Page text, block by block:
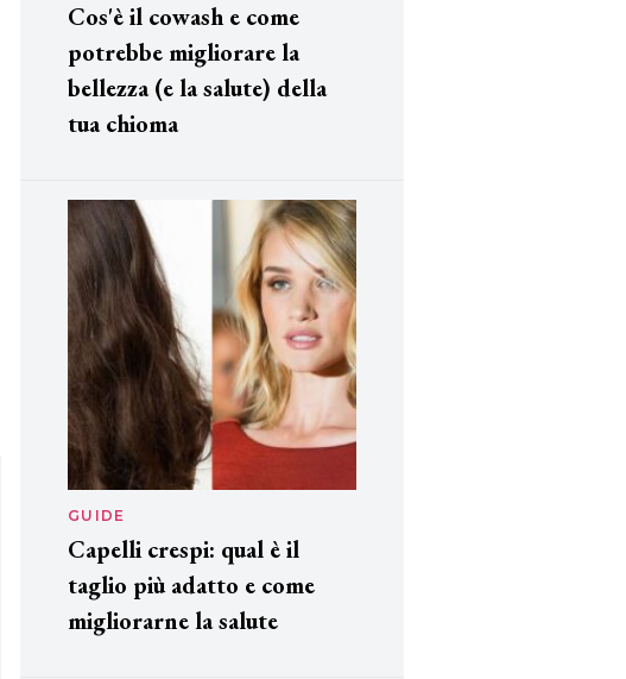
Cos'è il cowash e come
potrebbe migliorare la
bellezza (e la salute) della
tua chioma
GUIDE
Capelli crespi: qual è il
taglio più adatto e come
migliorarne la salute